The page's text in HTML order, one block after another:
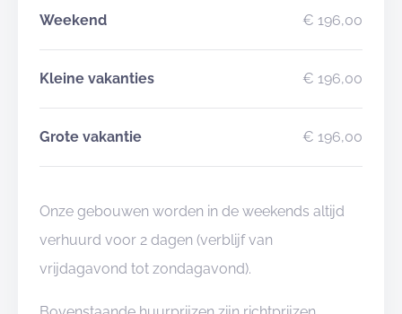
Weekend € 196,00
Kleine vakanties € 196,00
Grote vakantie € 196,00
Onze gebouwen worden in de weekends altijd
verhuurd voor 2 dagen (verblijf van
vrijdagavond tot zondagavond).